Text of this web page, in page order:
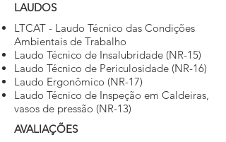
LAUDOS
LTCAT - Laudo Técnico das Condições
Ambientais de Trabalho
Laudo Técnico de Insalubridade (NR-15)
Laudo Técnico de Periculosidade (NR-16)
Laudo Ergonômico (NR-17)
Laudo Técnico de Inspeção em Caldeiras,
vasos de pressão (NR-13)
AVALIAÇÕES